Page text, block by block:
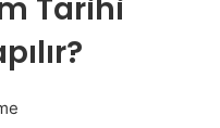
Tarihi